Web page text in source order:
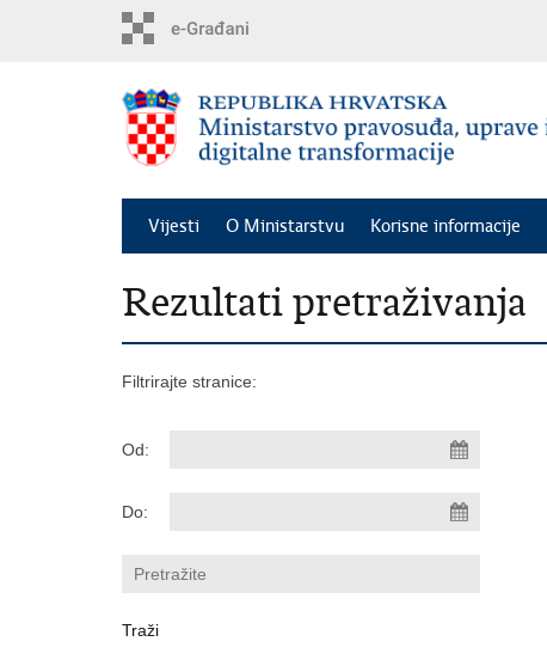
Vijesti O Ministarstvu Korisne informacije
Rezultati pretraživanja
Filtrirajte stranice:
Od:
Do: